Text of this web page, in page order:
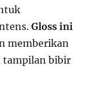
Gloss ini
memberikan
tampilan bibir